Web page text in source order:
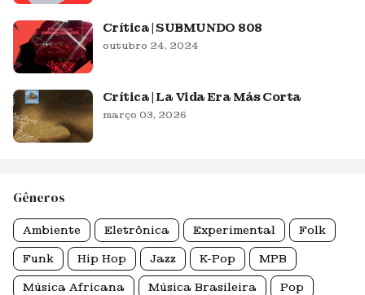
Crítica | SUBMUNDO 808
outubro 24, 2024
Crítica | La Vida Era Más Corta
março 03, 2026
Gêneros
Ambiente Eletrônica Experimental Folk
Funk Hip Hop Jazz K-Pop MPB
Música Africana Música Brasileira Pop